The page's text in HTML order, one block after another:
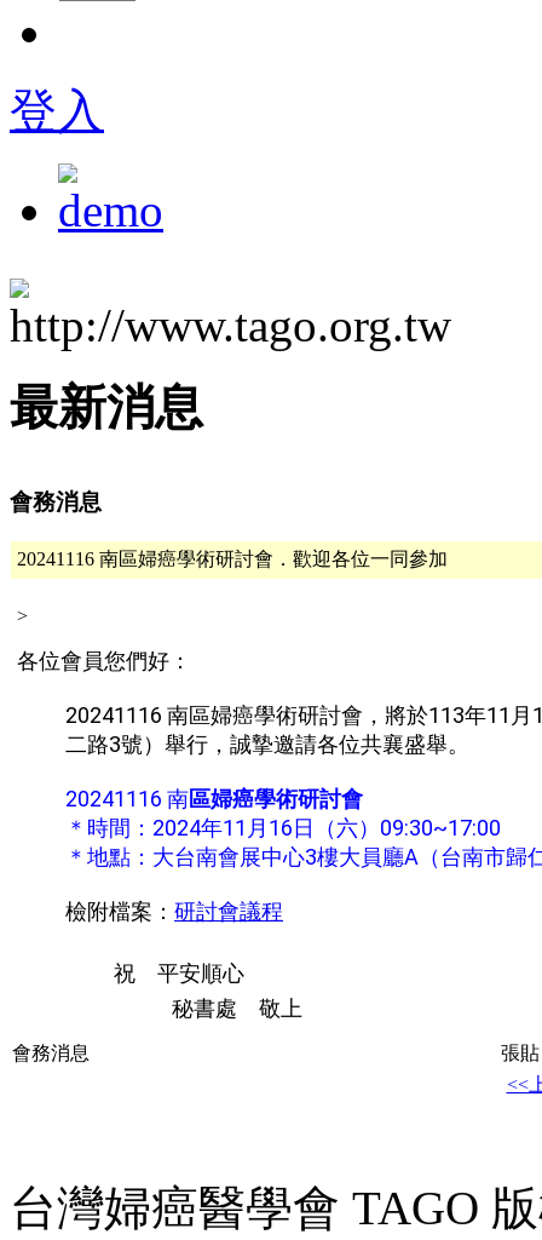
登入
最新消息
會務消息
20241116 南區婦癌學術研討會．歡迎各位一同參加
>
各位會員您們好：
20241116 南區婦癌學術研討會，將於113年11月
二路3號） 舉行， 誠摯邀請各位共襄盛舉。
20241116 南區婦癌學術研討會
＊時間：2024年11月16日（六）09:30~17:00
＊地點：大台南會展中心3樓大員廳A（台南市歸
檢附檔案： 研討會議程
祝 平安順心
秘書處 敬上
會務消息
張貼
<<
台灣婦癌醫學會 TAGO